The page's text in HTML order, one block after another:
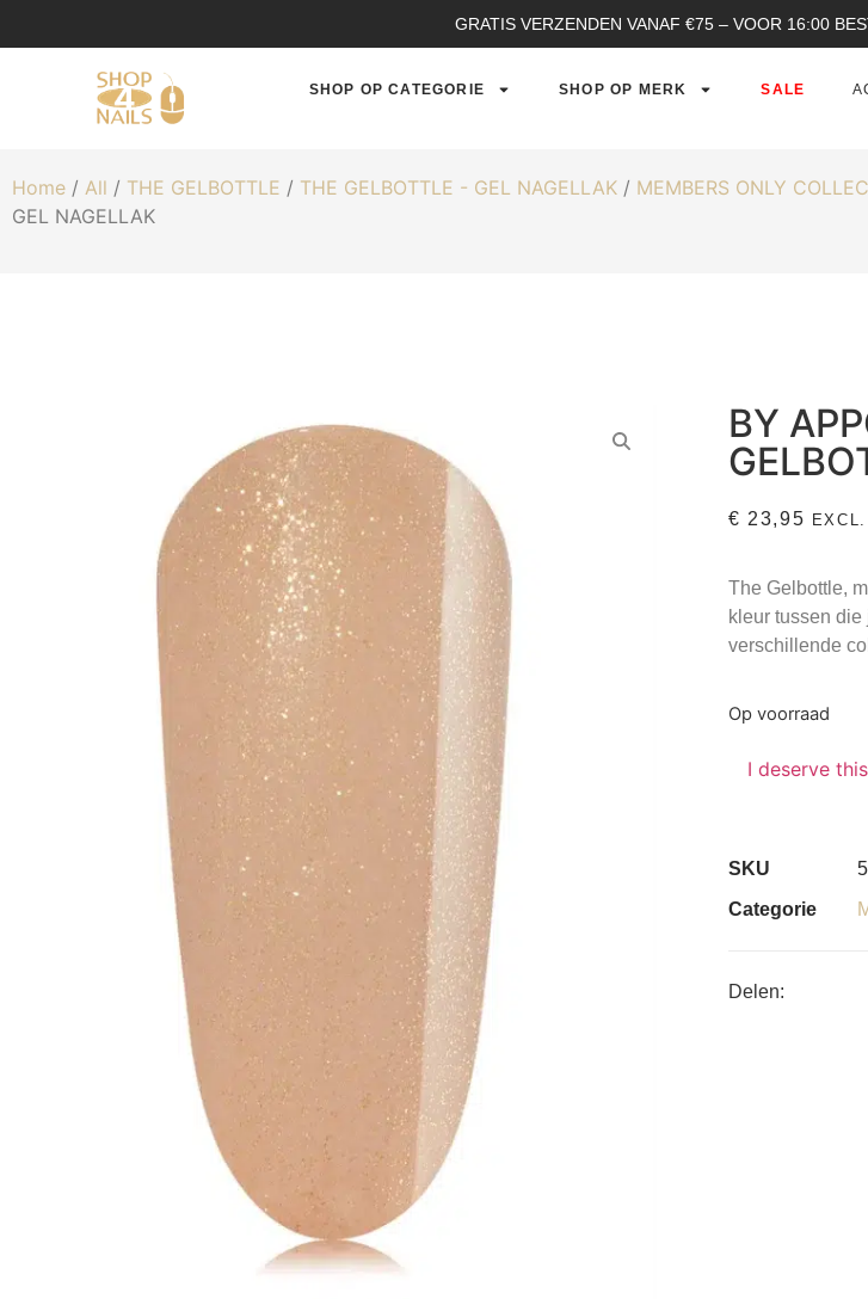
GRATIS VERZENDEN VANAF €75 – VOOR 16:00
SHOP OP CATEGORIE SHOP OP MERK SALE
Home / All / THE GELBOTTLE / THE GELBOTTLE - GEL NAGELLAK / MEMBERS ONLY
GEL NAGELLAK
BY
€ 23,95
The Gelbottle,
kleur tussen
verschillende
Op voorraad
I deserve this
SKU
Categorie
Delen: